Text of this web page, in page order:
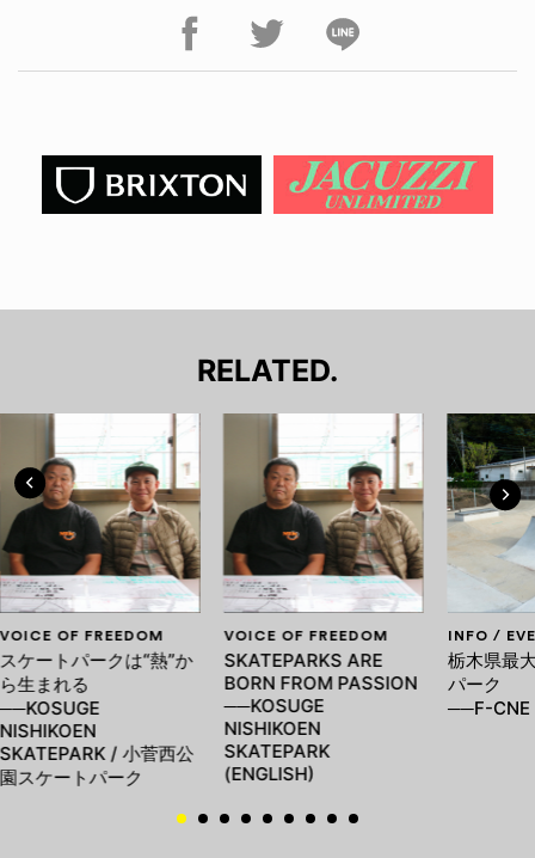
RELATED.
VOICE OF FREEDOM
スケートパークは“熱”か
ら生まれる
──KOSUGE
NISHIKOEN
SKATEPARK / 小菅西公
園スケートパーク
VOICE OF FREEDOM
SKATEPARKS ARE
BORN FROM PASSION
──KOSUGE
NISHIKOEN
SKATEPARK
(ENGLISH)
INFO /
栃木県最
パーク
──F-CNE